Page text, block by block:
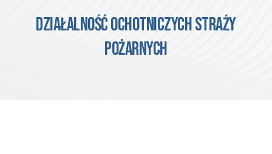
DZIAŁALNOŚĆ Ochotniczych straży
pożarnych